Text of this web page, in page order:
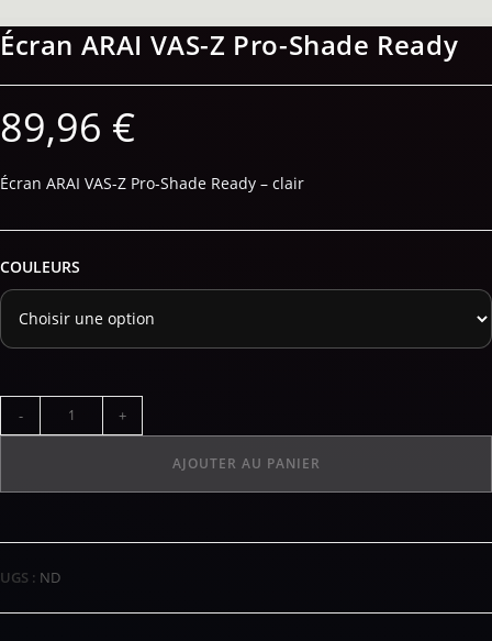
Écran ARAI VAS-Z Pro-Shade Ready
89,96 €
Écran ARAI VAS-Z Pro-Shade Ready – clair
COULEURS
- +
AJOUTER AU PANIER
UGS : ND